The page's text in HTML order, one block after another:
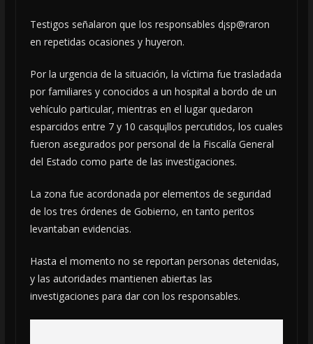
Testigos señalaron que los responsables d¡sp@raron
en repetidas ocasiones y huyeron.
Por la urgencia de la situación, la víctima fue trasladada
por familiares y conocidos a un hospital a bordo de un
vehículo particular, mientras en el lugar quedaron
esparcidos entre 7 y 10 casqu¡llos percutidos, los cuales
fueron asegurados por personal de la Fiscalía General
del Estado como parte de las investigaciones.
La zona fue acordonada por elementos de seguridad
de los tres órdenes de Gobierno, en tanto peritos
levantaban evidencias.
Hasta el momento no se reportan personas detenidas,
y las autoridades mantienen abiertas las
investigaciones para dar con los responsables.